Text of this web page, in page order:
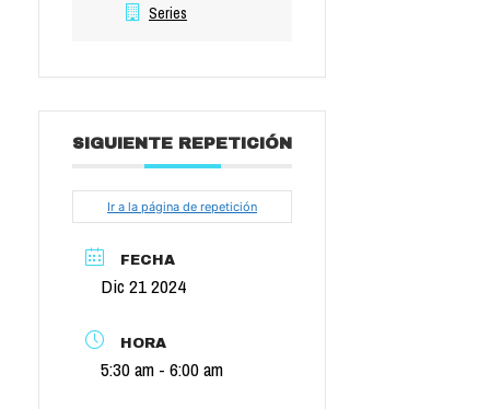
Series
SIGUIENTE REPETICIÓN
Ir a la página de repetición
FECHA
Dic 21 2024
HORA
5:30 am - 6:00 am